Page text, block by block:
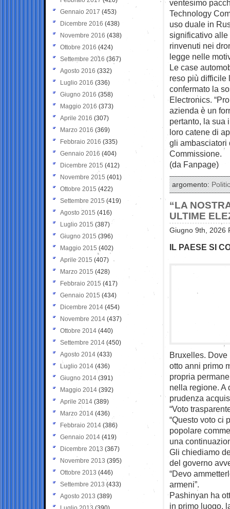
ventesimo
Technology
uso duale in
significativo alle
rinvenuti nei
legge nelle
Le case
reso più difficile
confermato la
Electronics.
azienda è un
pertanto, la sua
loro catene di
gli ambasciatori
Commissione.
(da Fanpage)
argomento:
“LA
ULTIME
Giugno 9th, 2026
IL PAESE SI
Bruxelles.
otto anni primo
propria
nella regione. A
prudenza
“Voto
“Questo voto ci
popolare
una
Gli chiediamo
del governo
“Devo
armeni”.
Pashinyan ha
in primo luogo,
Gennaio 2017 (453)
Dicembre 2016 (438)
Novembre 2016 (438)
Ottobre 2016 (424)
Settembre 2016 (367)
Agosto 2016 (332)
Luglio 2016 (336)
Giugno 2016 (358)
Maggio 2016 (373)
Aprile 2016 (307)
Marzo 2016 (369)
Febbraio 2016 (335)
Gennaio 2016 (404)
Dicembre 2015 (412)
Novembre 2015 (401)
Ottobre 2015 (422)
Settembre 2015 (419)
Agosto 2015 (416)
Luglio 2015 (387)
Giugno 2015 (396)
Maggio 2015 (402)
Aprile 2015 (407)
Marzo 2015 (428)
Febbraio 2015 (417)
Gennaio 2015 (434)
Dicembre 2014 (454)
Novembre 2014 (437)
Ottobre 2014 (440)
Settembre 2014 (450)
Agosto 2014 (433)
Luglio 2014 (436)
Giugno 2014 (391)
Maggio 2014 (392)
Aprile 2014 (389)
Marzo 2014 (436)
Febbraio 2014 (386)
Gennaio 2014 (419)
Dicembre 2013 (367)
Novembre 2013 (395)
Ottobre 2013 (446)
Settembre 2013 (433)
Agosto 2013 (389)